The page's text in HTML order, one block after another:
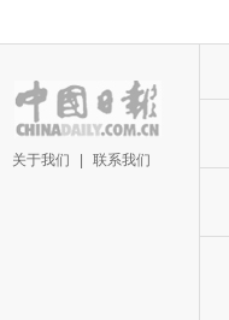
关于我们 联系我们